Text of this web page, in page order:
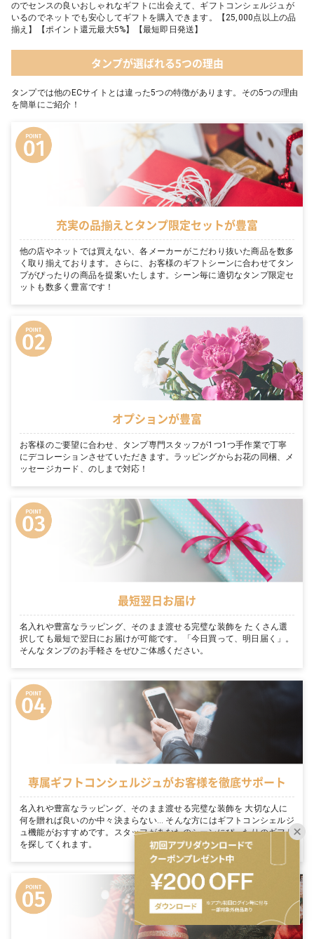
のでセンスの良いおしゃれなギフトに出会えて、ギフトコンシェルジュが
いるのでネットでも安心してギフトを購入できます。【25,000点以上の品
揃え】【ポイント還元最大5%】【最短即日発送】
タンプが選ばれる5つの理由
タンプでは他のECサイトとは違った5つの特徴があります。その5つの理由
を簡単にご紹介！
充実の品揃えとタンプ限定セットが豊富
他の店やネットでは買えない、各メーカーがこだわり抜いた商品を数多
く取り揃えております。さらに、お客様のギフトシーンに合わせてタン
プがぴったりの商品を提案いたします。シーン毎に適切なタンプ限定セ
ットも数多く豊富です！
オプションが豊富
お客様のご要望に合わせ、タンプ専門スタッフが1つ1つ手作業で丁寧
にデコレーションさせていただきます。ラッピングからお花の同梱、メ
ッセージカード、のしまで対応！
最短翌日お届け
名入れや豊富なラッピング、そのまま渡せる完璧な装飾を たくさん選
択しても最短で翌日にお届けが可能です。「今日買って、明日届く」。
そんなタンプのお手軽さをぜひご体感ください。
専属ギフトコンシェルジュがお客様を徹底サポート
名入れや豊富なラッピング、そのまま渡せる完璧な装飾を 大切な人に
何を贈れば良いのか中々決まらない… そんな方にはギフトコンシェルジ
ュ機能がおすすめです。スタッフがあなたのシーンにぴったりのギフト
を探してくれます。